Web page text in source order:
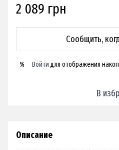
2 089 грн
Сообщить,
% Войти для отображения
В
Описание